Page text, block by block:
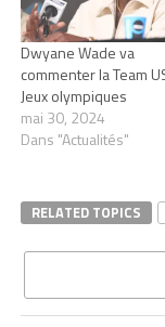
Dwyane Wade va
commenter la Team
Jeux olympiques
mai 30, 2024
Dans "Actualités"
RELATED TOPICS